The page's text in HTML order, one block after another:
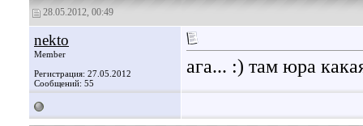
28.05.2012, 00:49
nekto
Member
Регистрация: 27.05.2012
Сообщений: 55
ага... :) там юра